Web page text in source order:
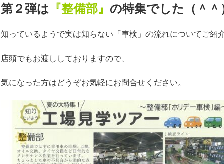
第２弾は 『整備部』 の特集でした（＾＾
知っているようで実は知らない「車検」の流れについてご紹
店頭でもお渡ししておりますので、
気になった方はどうぞお気軽にお問合せください。